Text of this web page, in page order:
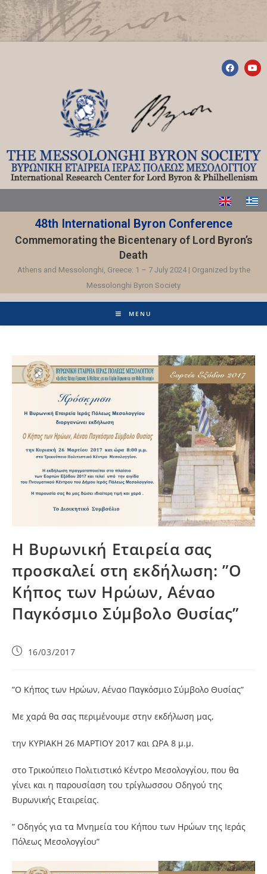
48th International Byron Conference
Commemorating the Bicentenary of Lord Byron’s
Death
Athens and Messolonghi, Greece: 1 – 7 July 2024 | Organized by the
Messolonghi Byron Society
MENU
Η Βυρωνική Εταιρεία σας
προσκαλεί στη εκδήλωση: ”Ο
Κήπος των Ηρώων, Αέναο
Παγκόσμιο Σύμβολο Θυσίας”
16/03/2017
”Ο Κήπος των Ηρώων, Αέναο Παγκόσμιο Σύμβολο Θυσίας”
Με χαρά θα σας περιμένουμε στην εκδήλωση μας,
την ΚΥΡΙΑΚΗ 26 ΜΑΡΤΙΟΥ 2017 και ΩΡΑ 8 μ.μ.
στο Τρικούπειο Πολιτιστικό Κέντρο Μεσολογγίου, που θα
γίνει και η παρουσίαση του τρίγλωσσου Οδηγού της
Βυρωνικής Εταιρείας.
” Οδηγός για τα Μνημεία του Κήπου των Ηρώων της Ιεράς
Πόλεως Μεσολογγίου”